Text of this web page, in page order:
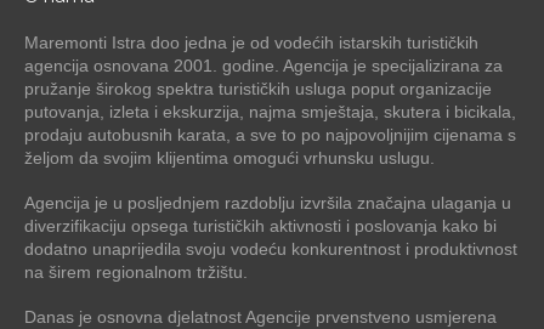
Maremonti Istra doo jedna je od vodećih istarskih turističkih
agencija osnovana 2001. godine. Agencija je specijalizirana za
pružanje širokog spektra turističkih usluga poput organizacije
putovanja, izleta i ekskurzija, najma smještaja, skutera i bicikala,
prodaju autobusnih karata, a sve to po najpovoljnijim cijenama s
željom da svojim klijentima omogući vrhunsku uslugu.
Agencija je u posljednjem razdoblju izvršila značajna ulaganja u
diverzifikaciju opsega turističkih aktivnosti i poslovanja kako bi
dodatno unaprijedila svoju vodeću konkurentnost i produktivnost
na širem regionalnom tržištu.
Danas je osnovna djelatnost Agencije prvenstveno usmjerena